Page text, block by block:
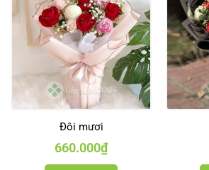
Đôi mươi
660.000₫